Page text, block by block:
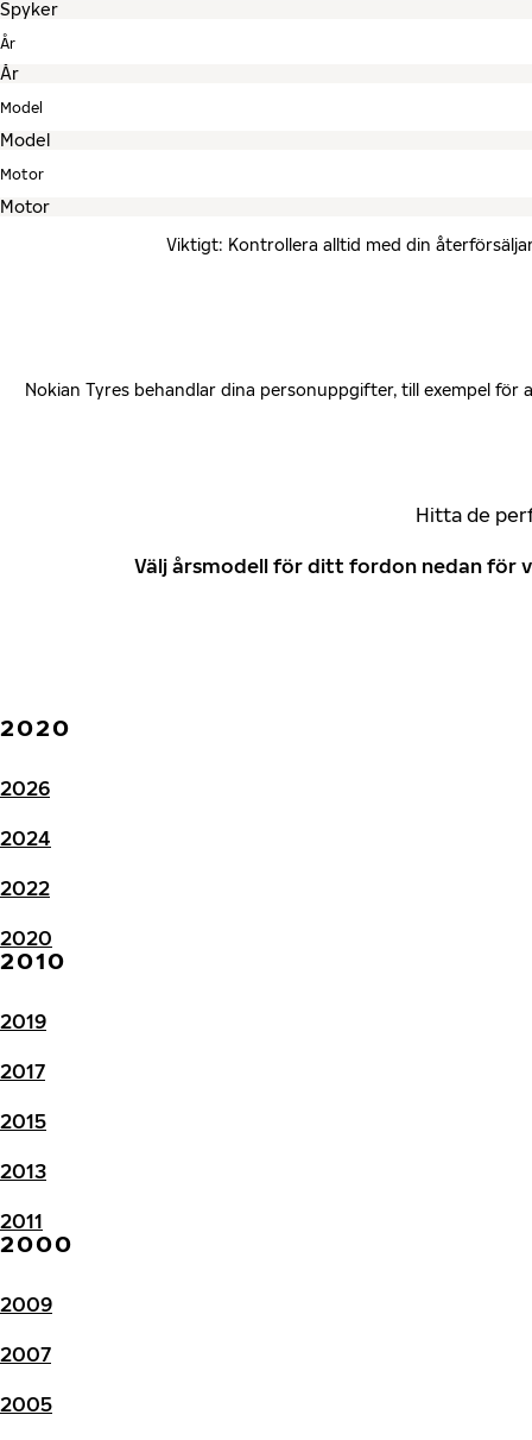
År
Model
Motor
Viktigt: Kontrollera alltid med din
Nokian Tyres behandlar dina personuppgifter, till exempel
Hitta de
Välj årsmodell för ditt fordon nedan för
2020
2026
2024
2022
2020
2010
2019
2017
2015
2013
2011
2000
2009
2007
2005